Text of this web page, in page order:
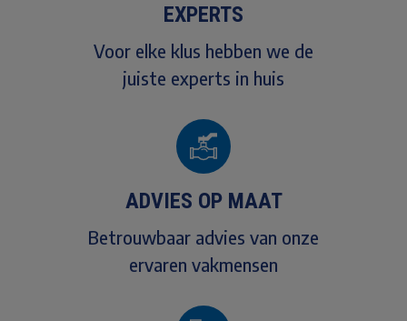
EXPERTS
Voor elke klus hebben we de
juiste experts in huis
ADVIES OP MAAT
Betrouwbaar advies van onze
ervaren vakmensen